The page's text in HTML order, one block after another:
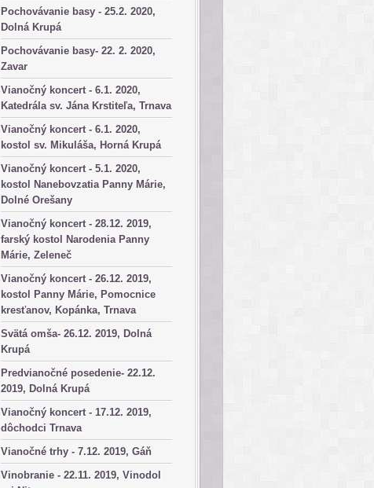
Pochovávanie basy - 25.2. 2020,
Dolná Krupá
Pochovávanie basy- 22. 2. 2020,
Zavar
Vianočný koncert - 6.1. 2020,
Katedrála sv. Jána Krstiteľa, Trnava
Vianočný koncert - 6.1. 2020,
kostol sv. Mikuláša, Horná Krupá
Vianočný koncert - 5.1. 2020,
kostol Nanebovzatia Panny Márie,
Dolné Orešany
Vianočný koncert - 28.12. 2019,
farský kostol Narodenia Panny
Márie, Zeleneč
Vianočný koncert - 26.12. 2019,
kostol Panny Márie, Pomocnice
kresťanov, Kopánka, Trnava
Svätá omša- 26.12. 2019, Dolná
Krupá
Predvianočné posedenie- 22.12.
2019, Dolná Krupá
Vianočný koncert - 17.12. 2019,
dôchodci Trnava
Vianočné trhy - 7.12. 2019, Gáň
Vinobranie - 22.11. 2019, Vinodol